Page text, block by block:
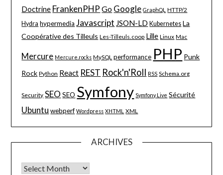
Doctrine FrankenPHP Go Google GraphQL HTTP/2
Hydra hypermedia Javascript JSON-LD Kubernetes La
Coopérative des Tilleuls Les-Tilleuls.coop Lille Linux Mac
Mercure Mercure.rocks MySQL performance PHP Punk
Rock Python React REST Rock'n'Roll RSS Schema.org
Security SEO SEO Symfony Symfony Live Sécurité
Ubuntu webperf Wordpress XHTML XML
ARCHIVES
Archives